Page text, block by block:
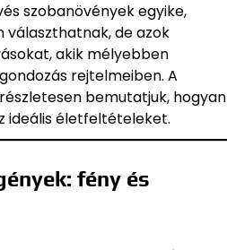
szobanövények egyike,
de azok
akik mélyebben
rejtelmeiben. A
bemutatjuk, hogyan
ideális életfeltételeket.
fény és